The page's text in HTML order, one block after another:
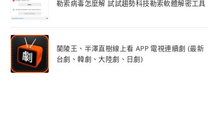
勒索病毒怎麼解 試試趨勢科技勒索軟體解密工具
蘭陵王、半澤直樹線上看 APP 電視連續劇 (最新
台劇、韓劇、大陸劇、日劇)